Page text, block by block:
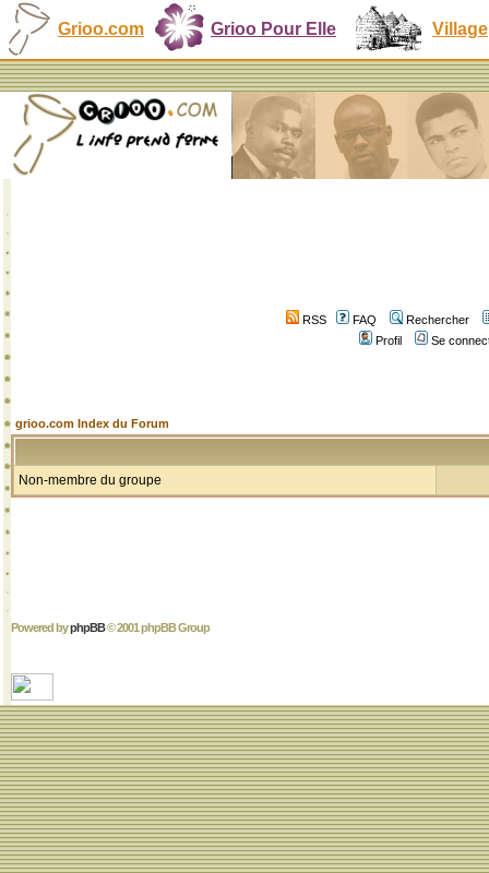
Grioo.com Grioo Pour Elle Village
RSS FAQ
Rechercher
Profil
Se
grioo.com Index du Forum
Non-membre du groupe
Powered byphpBB© 2001 phpBB Group